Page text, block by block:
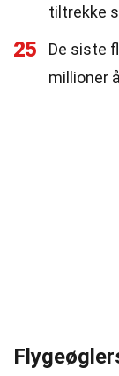
tiltrekke
25
De siste
millioner